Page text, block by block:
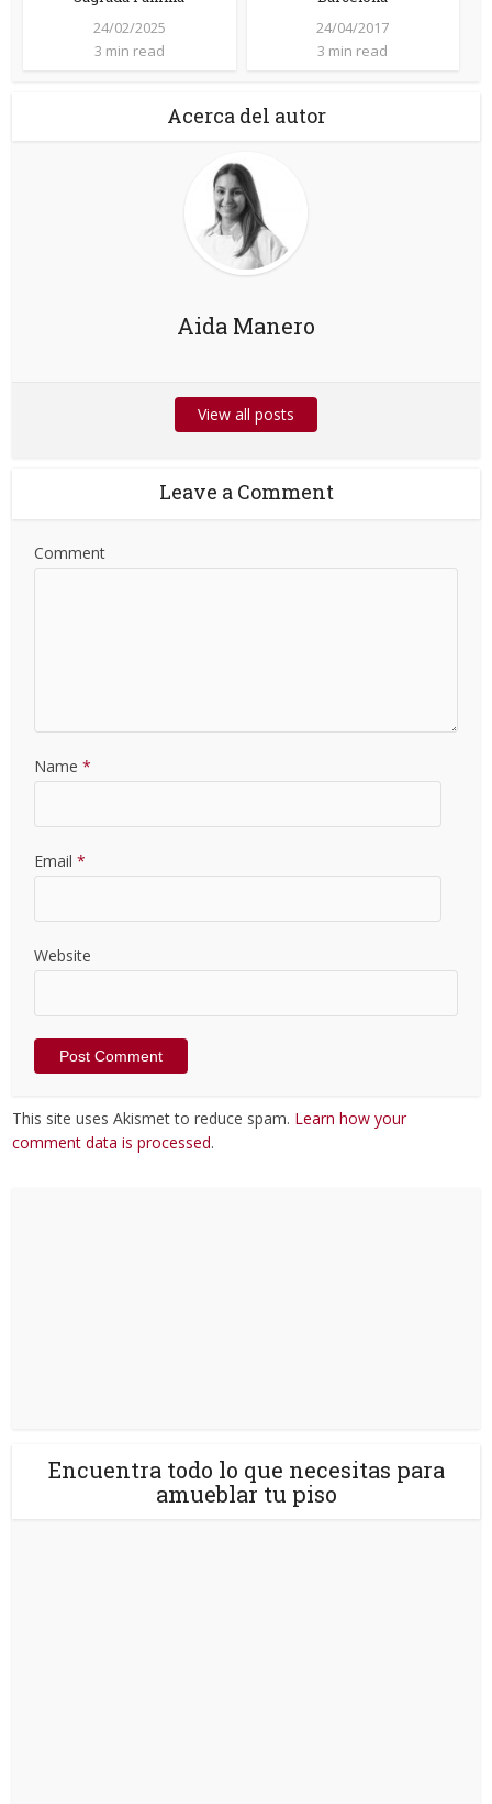
24/02/2025
3 min read
24/04/2017
3 min read
Acerca del autor
Aida Manero
View all posts
Leave a Comment
Comment
Name *
Email *
Website
This site uses Akismet to reduce spam. Learn how your
comment data is processed.
Encuentra todo lo que necesitas para
amueblar tu piso